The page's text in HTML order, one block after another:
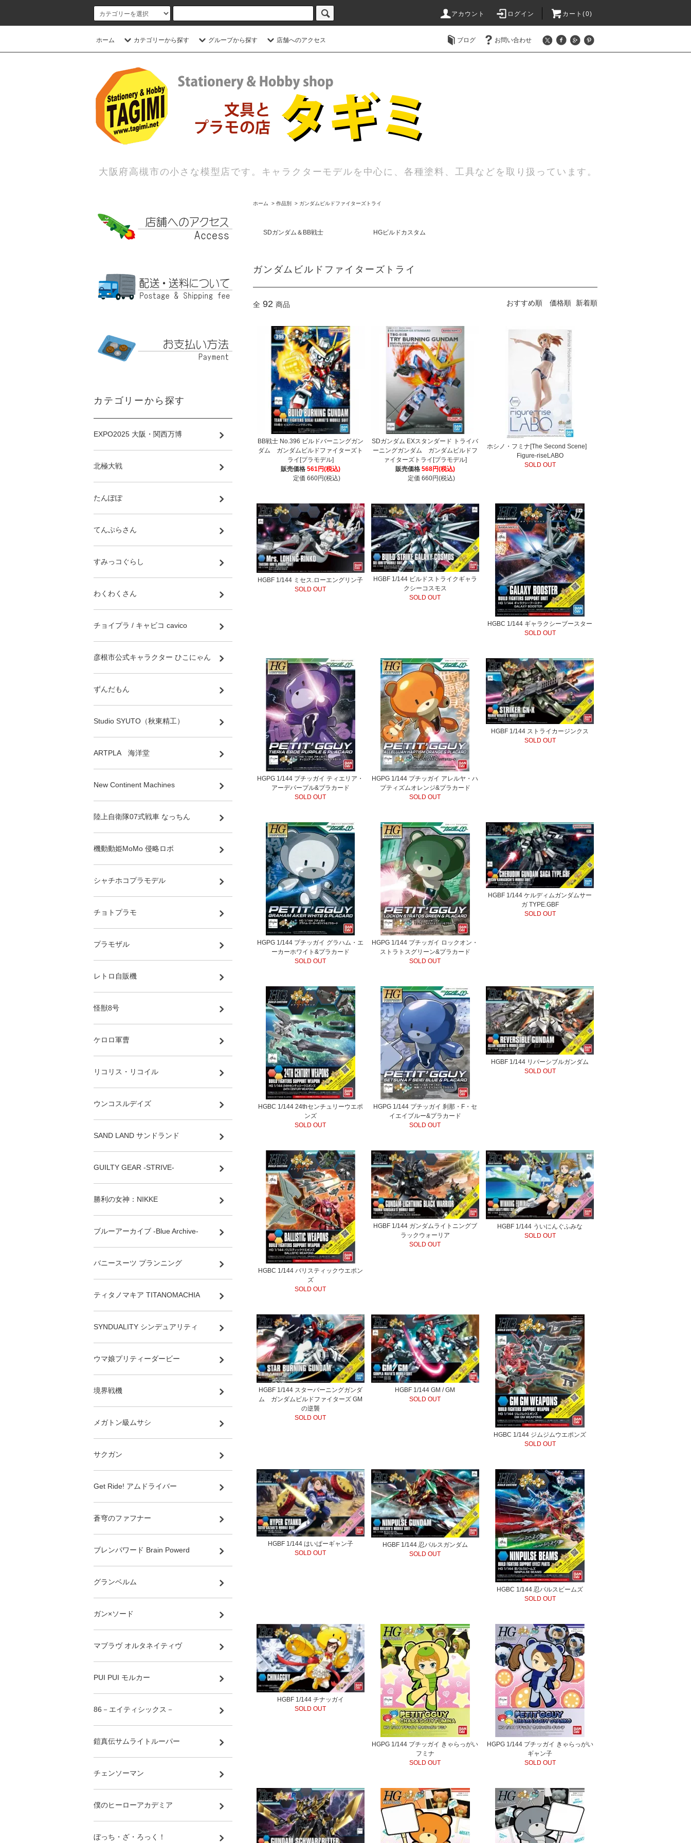
アカウント ログイン カート(0)
ホーム カテゴリーから探す グループから探す 店舗へのアクセス ブログ お問い合わせ
大阪府高槻市の小さな模型店です。キャラクターモデルを中心に、各種塗料、工具などを取り扱っています。
ホーム > 作品別 > ガンダムビルドファイターズトライ
SDガンダム＆BB戦士 HGビルドカスタム
ガンダムビルドファイターズトライ
全 92 商品 おすすめ順 価格順 新着順
BB戦士 No.396 ビルドバーニングガン
ダム ガンダムビルドファイターズト
ライ[プラモデル]
販売価格 561円(税込)
定価 660円(税込)
SDガンダム EXスタンダード トライバ
ーニングガンダム ガンダムビルドフ
ァイターズトライ[プラモデル]
販売価格 568円(税込)
定価 660円(税込)
ホシノ・フミナ[The Second Scene]
Figure-riseLABO
SOLD OUT
HGBF 1/144 ミセス.ローエングリン子
SOLD OUT
HGBF 1/144 ビルドストライクギャラ
クシーコスモス
SOLD OUT
HGBC 1/144 ギャラクシーブースター
SOLD OUT
HGPG 1/144 プチッガイ ティエリア・
アーデパープル&プラカード
SOLD OUT
HGPG 1/144 プチッガイ アレルヤ・ハ
プティズムオレンジ&プラカード
SOLD OUT
HGBF 1/144 ストライカージンクス
SOLD OUT
HGPG 1/144 プチッガイ グラハム・エ
ーカーホワイト&プラカード
SOLD OUT
HGPG 1/144 プチッガイ ロックオン・
ストラトスグリーン&プラカード
SOLD OUT
HGBF 1/144 ケルディムガンダムサー
ガ TYPE.GBF
SOLD OUT
HGBC 1/144 24thセンチュリーウエポ
ンズ
SOLD OUT
HGPG 1/144 プチッガイ 刹那・F・セ
イエイブルー&プラカード
SOLD OUT
HGBF 1/144 リバーシブルガンダム
SOLD OUT
HGBC 1/144 バリスティックウエポン
ズ
SOLD OUT
HGBF 1/144 ガンダムライトニングブ
ラックウォーリア
SOLD OUT
HGBF 1/144 ういにんぐふみな
SOLD OUT
HGBF 1/144 スターバーニングガンダ
ム ガンダムビルドファイターズ GM
の逆襲
SOLD OUT
HGBF 1/144 GM / GM
SOLD OUT
HGBC 1/144 ジムジムウエポンズ
SOLD OUT
HGBF 1/144 はいぱーギャン子
SOLD OUT
HGBF 1/144 忍パルスガンダム
SOLD OUT
HGBC 1/144 忍パルスビームズ
SOLD OUT
HGBF 1/144 チナッガイ
SOLD OUT
HGPG 1/144 プチッガイ きゃらっがい
フミナ
SOLD OUT
HGPG 1/144 プチッガイ きゃらっがい
ギャン子
SOLD OUT
カテゴリーから探す
EXPO2025 大阪・関西万博
北極大戦
たんぽぽ
てんぷらさん
すみっコぐらし
わくわくさん
チョイプラ / キャビコ cavico
彦根市公式キャラクター ひこにゃん
ずんだもん
Studio SYUTO（秋東精工）
ARTPLA 海洋堂
New Continent Machines
陸上自衛隊07式戦車 なっちん
機動動姫MoMo 侵略ロボ
シャチホコプラモデル
チョトプラモ
プラモザル
レトロ自販機
怪獣8号
ケロロ軍曹
リコリス・リコイル
ウンコスルデイズ
SAND LAND サンドランド
GUILTY GEAR -STRIVE-
勝利の女神：NIKKE
ブルーアーカイブ -Blue Archive-
バニースーツ プランニング
ティタノマキア TITANOMACHIA
SYNDUALITY シンデュアリティ
ウマ娘プリティーダービー
境界戦機
メガトン級ムサシ
サクガン
Get Ride! アムドライバー
蒼穹のファフナー
ブレンパワード Brain Powerd
グランベルム
ガン×ソード
マブラヴ オルタネイティヴ
PUI PUI モルカー
86－エイティシックス－
鎧真伝サムライトルーパー
チェンソーマン
僕のヒーローアカデミア
ぼっち・ざ・ろっく！